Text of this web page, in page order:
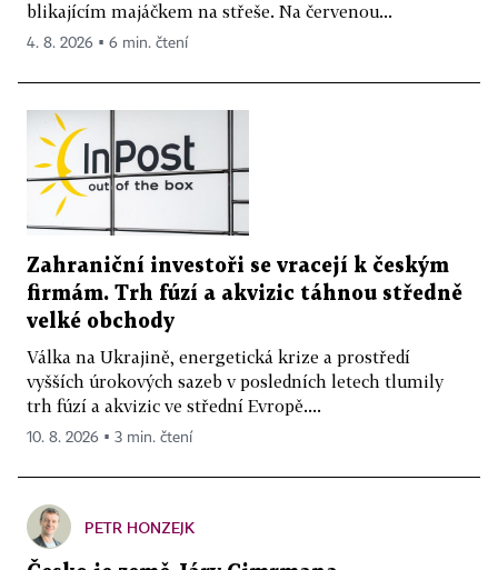
blikajícím majáčkem na střeše. Na červenou...
4. 8. 2026 ▪ 6 min. čtení
Zahraniční investoři se vracejí k českým
firmám. Trh fúzí a akvizic táhnou středně
velké obchody
Válka na Ukrajině, energetická krize a prostředí
vyšších úrokových sazeb v posledních letech tlumily
trh fúzí a akvizic ve střední Evropě....
10. 8. 2026 ▪ 3 min. čtení
PETR HONZEJK